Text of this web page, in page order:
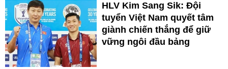
HLV Kim Sang Sik: Đội
tuyển Việt Nam quyết tâm
giành chiến thắng để giữ
vững ngôi đầu bảng